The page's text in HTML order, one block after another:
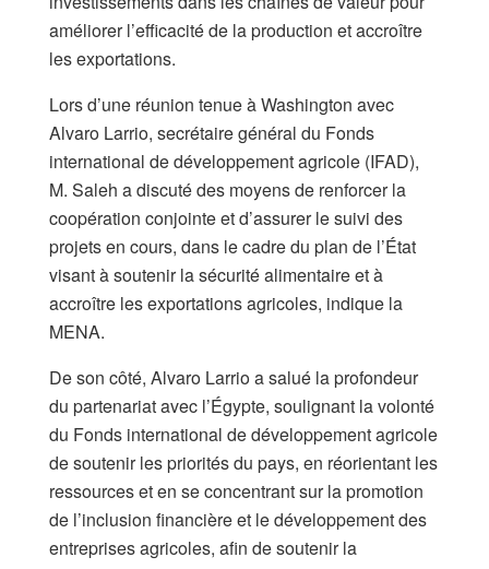
améliorer l’efficacité de la production et accroître
les exportations.
Lors d’une réunion tenue à Washington avec
Alvaro Larrio, secrétaire général du Fonds
international de développement agricole (IFAD),
M. Saleh a discuté des moyens de renforcer la
coopération conjointe et d’assurer le suivi des
projets en cours, dans le cadre du plan de l’État
visant à soutenir la sécurité alimentaire et à
accroître les exportations agricoles, indique la
MENA.
De son côté, Alvaro Larrio a salué la profondeur
du partenariat avec l’Égypte, soulignant la volonté
du Fonds international de développement agricole
de soutenir les priorités du pays, en réorientant les
ressources et en se concentrant sur la promotion
de l’inclusion financière et le développement des
entreprises agricoles, afin de soutenir la